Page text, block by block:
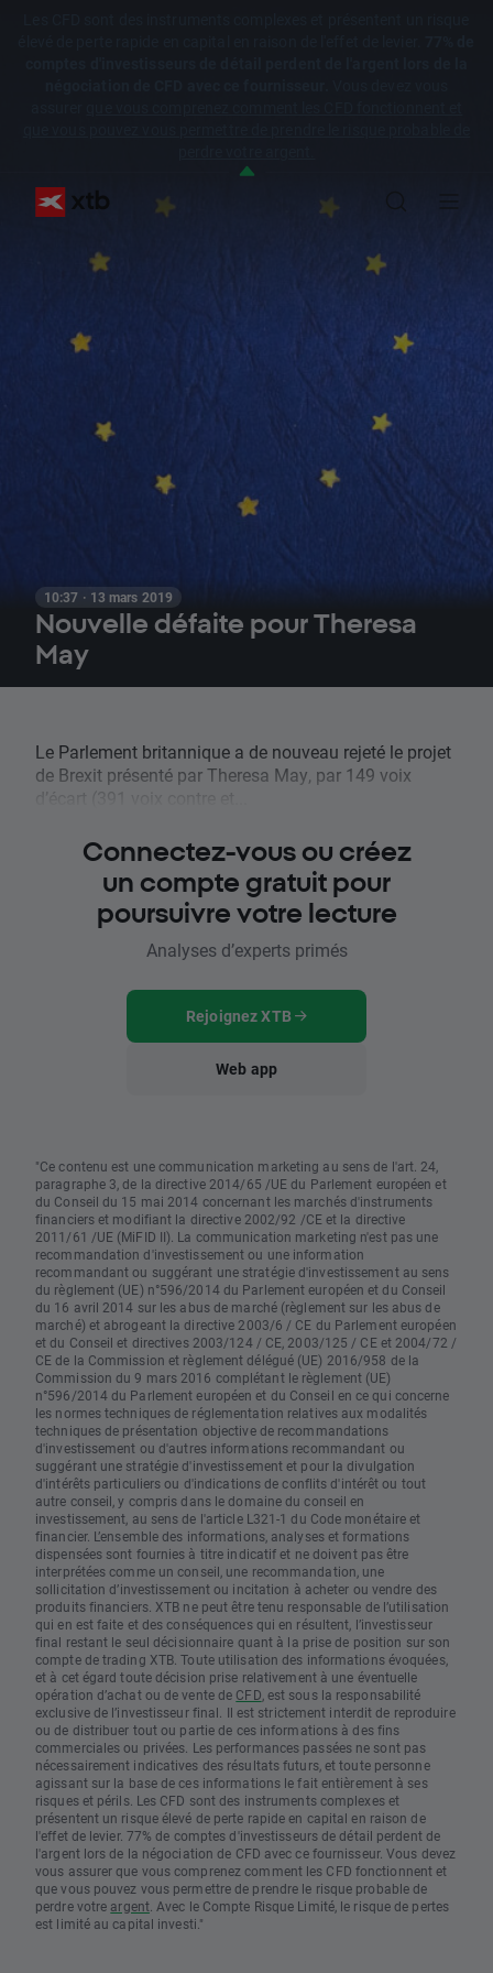
10:37 · 13 mars 2019
Nouvelle défaite pour Theresa
May
Le Parlement britannique a de nouveau rejeté le projet
de Brexit présenté par Theresa May, par 149 voix
d’écart (391 voix contre et...
Connectez-vous ou créez
un compte gratuit pour
poursuivre votre lecture
Analyses d’experts primés
Rejoignez XTB
Web app
"Ce contenu est une communication marketing au sens de l'art. 24,
paragraphe 3, de la directive 2014/65 /UE du Parlement européen et
du Conseil du 15 mai 2014 concernant les marchés d'instruments
financiers et modifiant la directive 2002/92 /CE et la directive
2011/61 /UE (MiFID II). La communication marketing n'est pas une
recommandation d'investissement ou une information
recommandant ou suggérant une stratégie d'investissement au sens
du règlement (UE) n°596/2014 du Parlement européen et du Conseil
du 16 avril 2014 sur les abus de marché (règlement sur les abus de
marché) et abrogeant la directive 2003/6 / CE du Parlement européen
et du Conseil et directives 2003/124 / CE, 2003/125 / CE et 2004/72 /
CE de la Commission et règlement délégué (UE) 2016/958 de la
Commission du 9 mars 2016 complétant le règlement (UE)
n°596/2014 du Parlement européen et du Conseil en ce qui concerne
les normes techniques de réglementation relatives aux modalités
techniques de présentation objective de recommandations
d'investissement ou d'autres informations recommandant ou
suggérant une stratégie d'investissement et pour la divulgation
d'intérêts particuliers ou d'indications de conflits d'intérêt ou tout
autre conseil, y compris dans le domaine du conseil en
investissement, au sens de l'article L321-1 du Code monétaire et
financier. L’ensemble des informations, analyses et formations
dispensées sont fournies à titre indicatif et ne doivent pas être
interprétées comme un conseil, une recommandation, une
sollicitation d’investissement ou incitation à acheter ou vendre des
produits financiers. XTB ne peut être tenu responsable de l’utilisation
qui en est faite et des conséquences qui en résultent, l’investisseur
final restant le seul décisionnaire quant à la prise de position sur son
compte de trading XTB. Toute utilisation des informations évoquées,
et à cet égard toute décision prise relativement à une éventuelle
opération d’achat ou de vente de CFD , est sous la responsabilité
exclusive de l’investisseur final. Il est strictement interdit de reproduire
ou de distribuer tout ou partie de ces informations à des fins
commerciales ou privées. Les performances passées ne sont pas
nécessairement indicatives des résultats futurs, et toute personne
agissant sur la base de ces informations le fait entièrement à ses
risques et périls. Les CFD sont des instruments complexes et
présentent un risque élevé de perte rapide en capital en raison de
l'effet de levier. 77% de comptes d'investisseurs de détail perdent de
l'argent lors de la négociation de CFD avec ce fournisseur. Vous devez
vous assurer que vous comprenez comment les CFD fonctionnent et
que vous pouvez vous permettre de prendre le risque probable de
perdre votre argent. Avec le Compte Risque Limité, le risque de pertes
est limité au capital investi."